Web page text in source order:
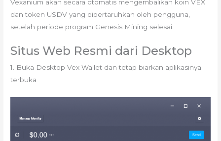
Vexanium akan secara otomatis mengembalikan koin VEX
dan token USDV yang dipertaruhkan oleh pengguna,
setelah periode program Genesis Mining selesai.
Situs Web Resmi dari Desktop
1. Buka Desktop Vex Wallet dan tetap biarkan aplikasinya
terbuka